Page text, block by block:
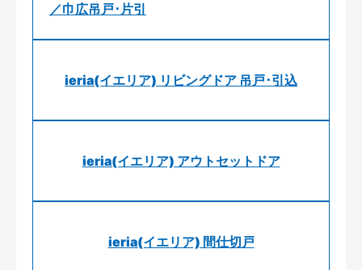
／巾広吊戸･片引
ieria(イエリア) リビングドア 吊戸･引込
ieria(イエリア) アウトセットドア
ieria(イエリア) 間仕切戸